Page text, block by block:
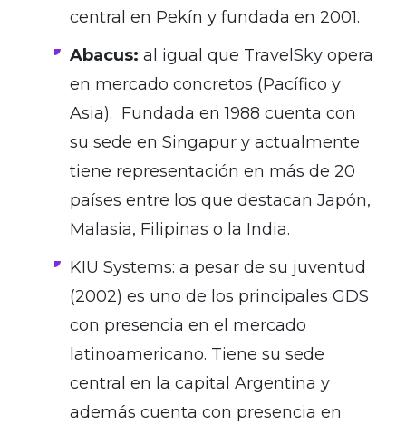
central en Pekín y fundada en 2001.
Abacus: al igual que TravelSky opera
en mercado concretos (Pacífico y
Asia). Fundada en 1988 cuenta con
su sede en Singapur y actualmente
tiene representación en más de 20
países entre los que destacan Japón,
Malasia, Filipinas o la India.
KIU Systems: a pesar de su juventud
(2002) es uno de los principales GDS
con presencia en el mercado
latinoamericano. Tiene su sede
central en la capital Argentina y
además cuenta con presencia en